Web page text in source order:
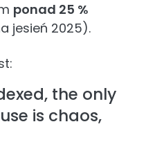
ponad 25 %
jesień 2025).
the only
is chaos,